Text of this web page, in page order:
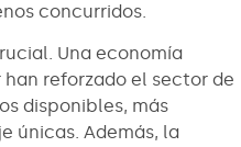
concurridos.
Una economía
reforzado el sector de
disponibles, más
únicas. Además, la